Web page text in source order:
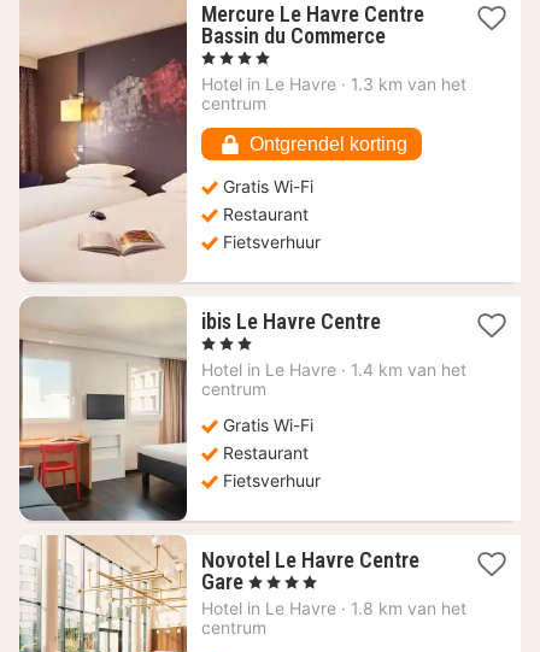
Mercure Le Havre Centre
Bassin du Commerce1
vanaf
, 4 Sterren
Hotel in Le Havre · 1.3 km van het
centrum
Ontgrendel korting
Gratis Wi-Fi
Restaurant
Fietsverhuur
ibis Le Havre Centre1
vanaf
, 3 Sterren
Hotel in Le Havre · 1.4 km van het
centrum
Gratis Wi-Fi
Restaurant
Fietsverhuur
Novotel Le Havre Centre
Gare 1
nacht
vanaf
, 4 Sterren
Hotel in Le Havre · 1.8 km van het
centrum